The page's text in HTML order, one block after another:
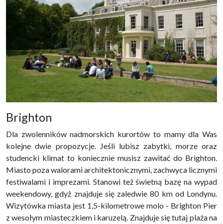
Brighton
Dla zwolenników nadmorskich kurortów to mamy dla Was
kolejne dwie propozycje. Jeśli lubisz zabytki, morze oraz
studencki klimat to koniecznie musisz zawitać do Brighton.
Miasto poza walorami architektonicznymi, zachwyca licznymi
festiwalami i imprezami. Stanowi też świetną bazę na wypad
weekendowy, gdyż znajduje się zaledwie 80 km od Londynu.
Wizytówka miasta jest 1,5-kilometrowe molo - Brighton Pier
z wesołym miasteczkiem i karuzelą. Znajduje się tutaj plaża na